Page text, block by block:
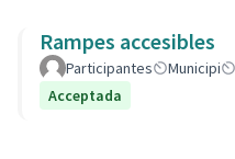
Rampes accesibles
Participantes Municipi
Acceptada